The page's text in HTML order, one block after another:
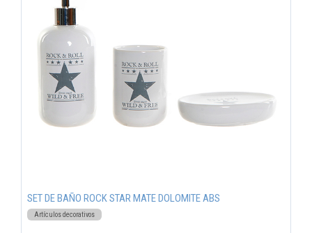
SET DE BAÑO ROCK STAR MATE DOLOMITE ABS
Artículos decorativos